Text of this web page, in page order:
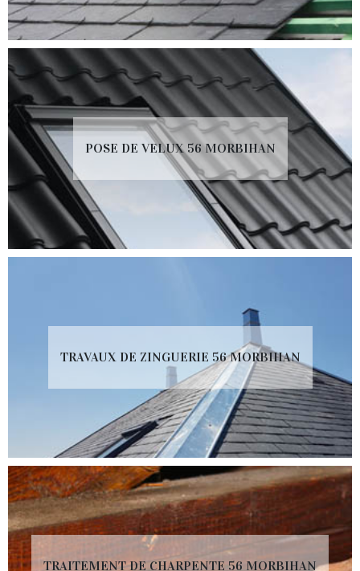
POSE DE VELUX 56 MORBIHAN
TRAVAUX DE ZINGUERIE 56 MORBIHAN
TRAITEMENT DE CHARPENTE 56 MORBIHAN